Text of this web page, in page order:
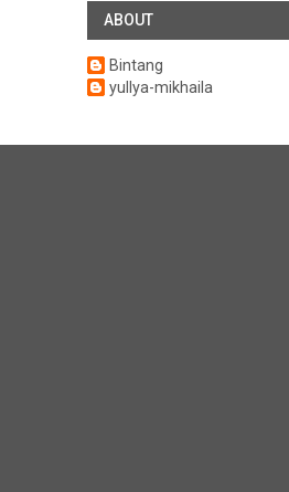
ABOUT
Bintang
yullya-mikhaila